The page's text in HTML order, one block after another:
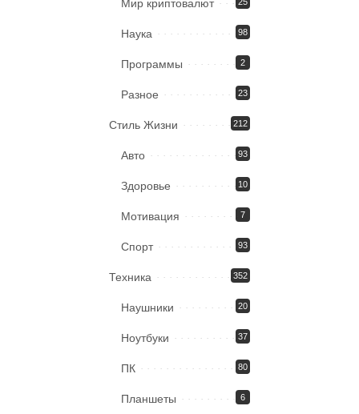
Мир криптовалют
Наука 98
Программы 2
Разное 23
Стиль Жизни 212
Авто 93
Здоровье 10
Мотивация 7
Спорт 93
Техника 352
Наушники 20
Ноутбуки 37
ПК 80
Планшеты 6